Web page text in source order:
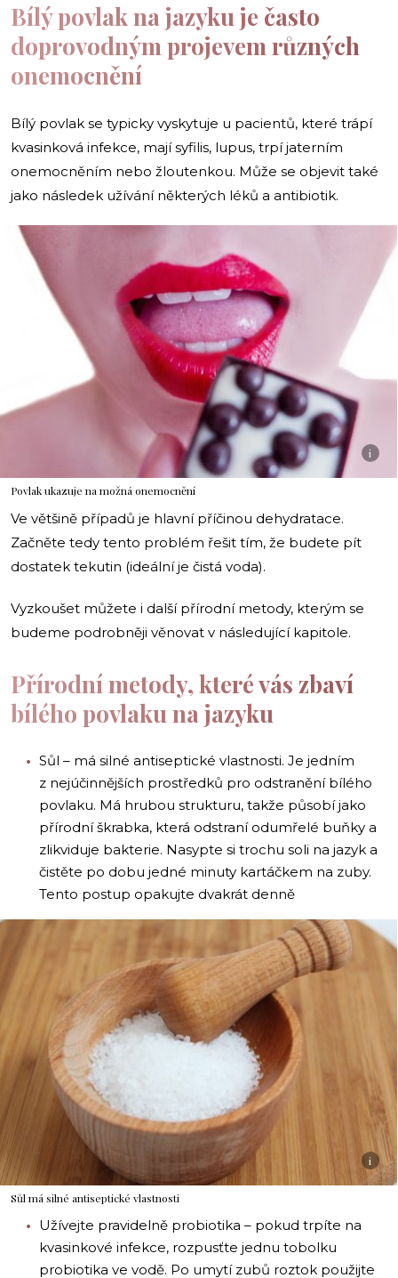
Bílý povlak na jazyku je často
doprovodným projevem různých
onemocnění
Bílý povlak se typicky vyskytuje u pacientů, které trápí
kvasinková infekce, mají syfilis, lupus, trpí jaterním
onemocněním nebo žloutenkou. Může se objevit také
jako následek užívání některých léků a antibiotik.
i
Povlak ukazuje na možná onemocnění
Ve většině případů je hlavní příčinou dehydratace.
Začněte tedy tento problém řešit tím, že budete pít
dostatek tekutin (ideální je čistá voda).
Vyzkoušet můžete i další přírodní metody, kterým se
budeme podrobněji věnovat v následující kapitole.
Přírodní metody, které vás zbaví
bílého povlaku na jazyku
Sůl – má silné antiseptické vlastnosti. Je jedním
z nejúčinnějších prostředků pro odstranění bílého
povlaku. Má hrubou strukturu, takže působí jako
přírodní škrabka, která odstraní odumřelé buňky a
zlikviduje bakterie. Nasypte si trochu soli na jazyk a
čistěte po dobu jedné minuty kartáčkem na zuby.
Tento postup opakujte dvakrát denně
i
Sůl má silné antiseptické vlastnosti
Užívejte pravidelně probiotika – pokud trpíte na
kvasinkové infekce, rozpusťte jednu tobolku
probiotika ve vodě. Po umytí zubů roztok použijte